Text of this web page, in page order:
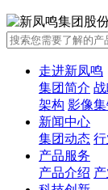
走进新凤鸣
集团简介
架构 影像
新闻中心
集团动态
产品服务
产品介绍